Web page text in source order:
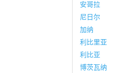
安哥拉
尼日尔
加纳
利比里亚
利比亚
博茨瓦纳